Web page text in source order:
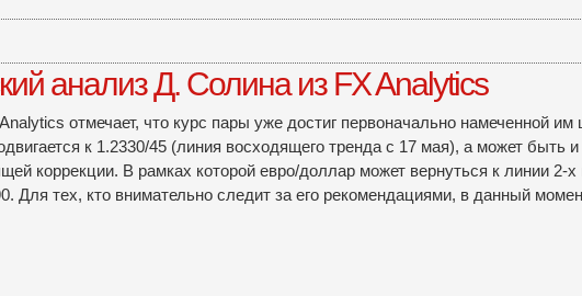
анализ Д. Солина из FX Analytics
отмечает, что курс пары уже достиг первоначально намеченной
к 1.2330/45 (линия восходящего тренда с 17 мая), а может
коррекции. В рамках которой евро/доллар может вернуться к линии 2-
Для тех, кто внимательно следит за его рекомендациями, в данный